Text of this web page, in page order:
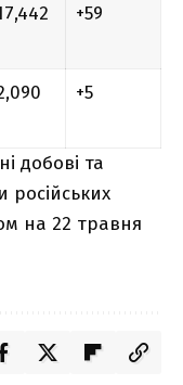
+59
+5
добові та
російських
на 22 травня